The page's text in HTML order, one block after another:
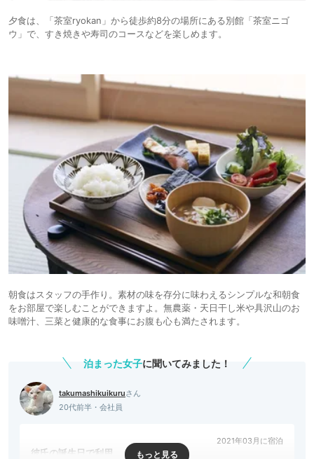
夕食は、「茶室ryokan」から徒歩約8分の場所にある別館「茶室ニゴ
ウ」で、すき焼きや寿司のコースなどを楽しめます。
朝食はスタッフの手作り。素材の味を存分に味わえるシンプルな和朝食
をお部屋で楽しむことができますよ。無農薬・天日干し米や具沢山のお
味噌汁、三菜と健康的な食事にお腹も心も満たされます。
泊まった女子に聞いてみました！
takumashikuikuru
20代前半・会社員
2021年03月に宿泊
彼氏の誕生日で利用